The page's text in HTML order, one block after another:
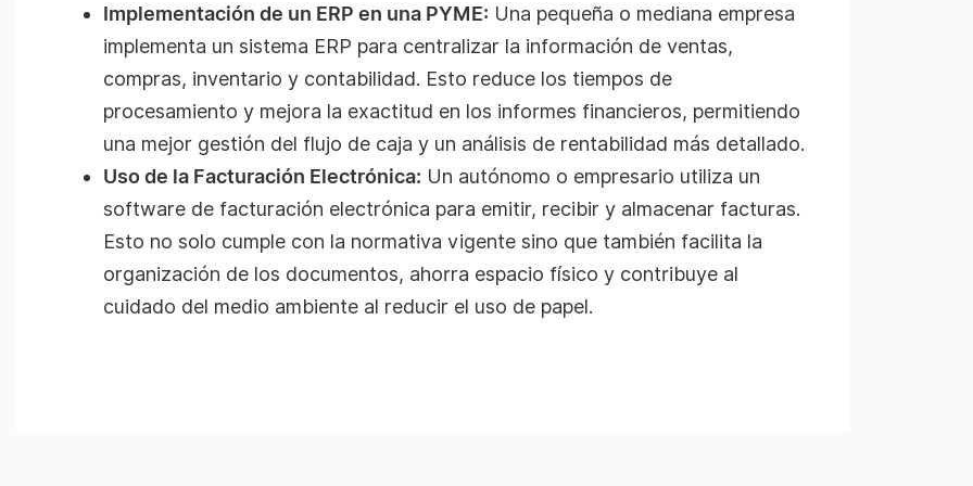
Implementación de un ERP en una PYME: Una pequeña o mediana empresa
implementa un sistema ERP para centralizar la información de ventas,
compras, inventario y contabilidad. Esto reduce los tiempos de
procesamiento y mejora la exactitud en los informes financieros, permitiendo
una mejor gestión del flujo de caja y un análisis de rentabilidad más detallado.
Uso de la Facturación Electrónica: Un autónomo o empresario utiliza un
software de facturación electrónica para emitir, recibir y almacenar facturas.
Esto no solo cumple con la normativa vigente sino que también facilita la
organización de los documentos, ahorra espacio físico y contribuye al
cuidado del medio ambiente al reducir el uso de papel.